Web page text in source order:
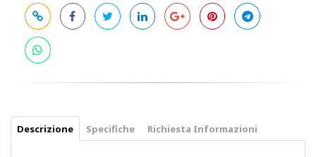
Descrizione Specifiche Richiesta Informazioni